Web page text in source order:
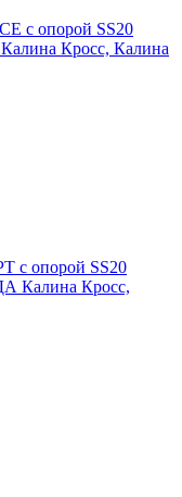
c опорой SS20
Кросс, Калина
c опорой SS20
Калина Кросс,